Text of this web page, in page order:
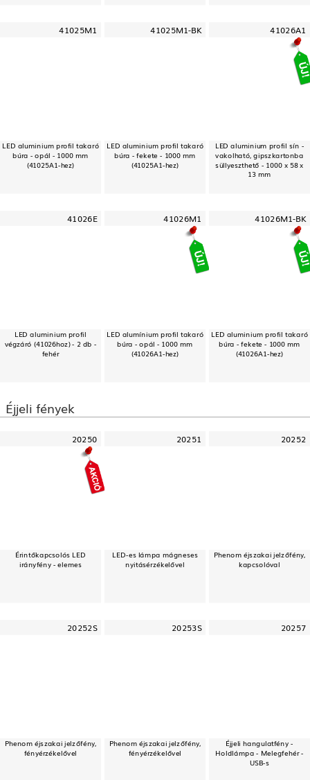
41025M1
LED aluminium profil takaró
búra - opál - 1000 mm
(41025A1-hez)
41025M1-BK
LED aluminium profil takaró
búra - fekete - 1000 mm
(41025A1-hez)
41026A1
LED aluminium profil sín -
vakolható, gipszkartonba
süllyeszthető - 1000 x 58 x
13 mm
41026E
LED aluminium profil
végzáró (41026hoz) - 2 db -
fehér
41026M1
LED alumínium profil takaró
búra - opál - 1000 mm
(41026A1-hez)
41026M1-BK
LED aluminium profil takaró
búra - fekete - 1000 mm
(41026A1-hez)
Éjjeli fények
20250
Érintőkapcsolós LED
irányfény - elemes
20251
LED-es lámpa mágneses
nyitásérzékelővel
20252
Phenom éjszakai jelzőfény,
kapcsolóval
20252S
Phenom éjszakai jelzőfény,
fényérzékelővel
20253S
Phenom éjszakai jelzőfény,
fényérzékelővel
20257
Éjjeli hangulatfény -
Holdlámpa - Melegfehér -
USB-s